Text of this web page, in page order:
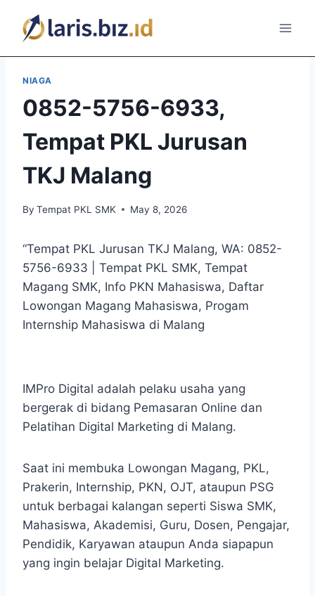
content
NIAGA
0852-5756-6933,
Tempat PKL Jurusan
TKJ Malang
By Tempat PKL SMK May 8, 2026
“Tempat PKL Jurusan TKJ Malang, WA: 0852-
5756-6933 | Tempat PKL SMK, Tempat
Magang SMK, Info PKN Mahasiswa, Daftar
Lowongan Magang Mahasiswa, Progam
Internship Mahasiswa di Malang
IMPro Digital adalah pelaku usaha yang
bergerak di bidang Pemasaran Online dan
Pelatihan Digital Marketing di Malang.
Saat ini membuka Lowongan Magang, PKL,
Prakerin, Internship, PKN, OJT, ataupun PSG
untuk berbagai kalangan seperti Siswa SMK,
Mahasiswa, Akademisi, Guru, Dosen, Pengajar,
Pendidik, Karyawan ataupun Anda siapapun
yang ingin belajar Digital Marketing.